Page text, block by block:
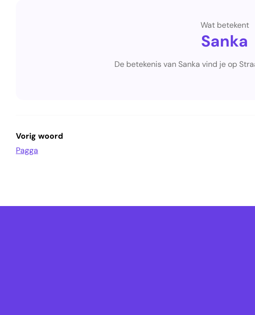
Wat betekent
Sanka
De betekenis van Sanka vind je op
Vorig woord
Pagga